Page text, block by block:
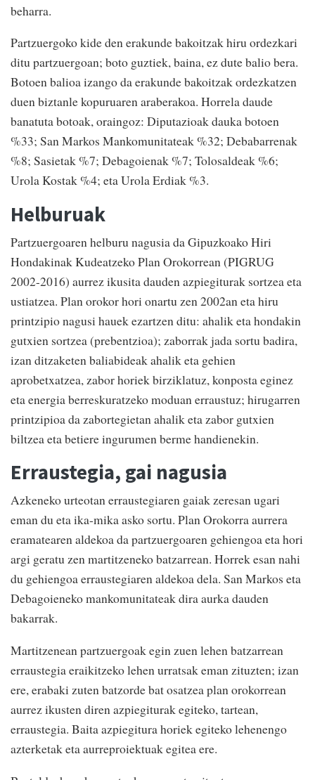
beharra.
Partzuergoko kide den erakunde bakoitzak hiru ordezkari
ditu partzuergoan; boto guztiek, baina, ez dute balio bera.
Botoen balioa izango da erakunde bakoitzak ordezkatzen
duen biztanle kopuruaren araberakoa. Horrela daude
banatuta botoak, oraingoz: Diputazioak dauka botoen
%33; San Markos Mankomunitateak %32; Debabarrenak
%8; Sasietak %7; Debagoienak %7; Tolosaldeak %6;
Urola Kostak %4; eta Urola Erdiak %3.
Helburuak
Partzuergoaren helburu nagusia da Gipuzkoako Hiri
Hondakinak Kudeatzeko Plan Orokorrean (PIGRUG
2002-2016) aurrez ikusita dauden azpiegiturak sortzea eta
ustiatzea. Plan orokor hori onartu zen 2002an eta hiru
printzipio nagusi hauek ezartzen ditu: ahalik eta hondakin
gutxien sortzea (prebentzioa); zaborrak jada sortu badira,
izan ditzaketen baliabideak ahalik eta gehien
aprobetxatzea, zabor horiek birziklatuz, konposta eginez
eta energia berreskuratzeko moduan erraustuz; hirugarren
printzipioa da zabortegietan ahalik eta zabor gutxien
biltzea eta betiere ingurumen berme handienekin.
Erraustegia, gai nagusia
Azkeneko urteotan erraustegiaren gaiak zeresan ugari
eman du eta ika-mika asko sortu. Plan Orokorra aurrera
eramatearen aldekoa da partzuergoaren gehiengoa eta hori
argi geratu zen martitzeneko batzarrean. Horrek esan nahi
du gehiengoa erraustegiaren aldekoa dela. San Markos eta
Debagoieneko mankomunitateak dira aurka dauden
bakarrak.
Martitzenean partzuergoak egin zuen lehen batzarrean
erraustegia eraikitzeko lehen urratsak eman zituzten; izan
ere, erabaki zuten batzorde bat osatzea plan orokorrean
aurrez ikusten diren azpiegiturak egiteko, tartean,
erraustegia. Baita azpiegitura horiek egiteko lehenengo
azterketak eta aurreproiektuak egitea ere.